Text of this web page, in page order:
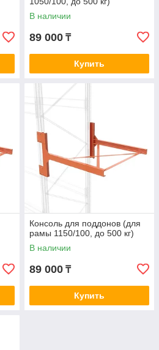
В наличии
89 000 ₸
Купить
Консоль для поддонов (для
рамы 1150/100, до 500 кг)
В наличии
89 000 ₸
Купить